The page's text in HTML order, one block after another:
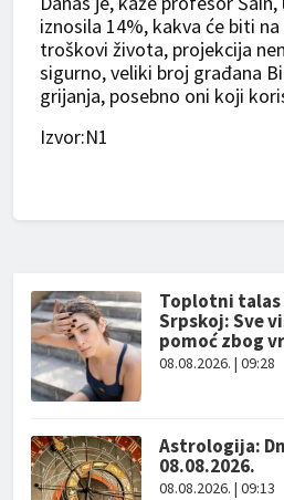
iznosila 14%, kakva će biti
troškovi života, projekcija
sigurno, veliki broj građana
grijanja, posebno oni koji
Izvor:N1
Toplotni talas
Srpskoj: Sve
pomoć zbog
08.08.2026. | 09:28
Astrologija:
08.08.2026.
08.08.2026. | 09:13